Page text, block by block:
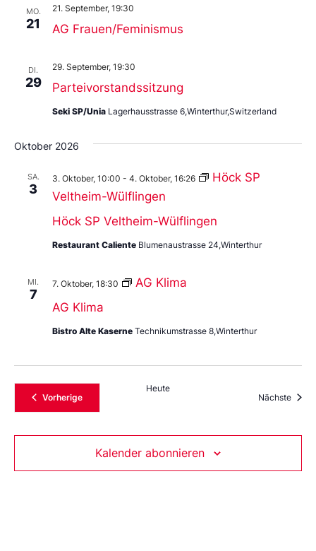
MO.
21 AG Frauen/Feminismus
21. September, 19:30
DI.
29 Parteivorstandssitzung
29. September, 19:30
Seki SP/Unia Lagerhausstrasse 6,Winterthur,Switzerland
Oktober 2026
SA.
3
Höck SP Veltheim-Wülflingen
3. Oktober, 10:00 - 4. Oktober, 16:26
Höck SP
Veltheim-Wülflingen
Restaurant Caliente Blumenaustrasse 24,Winterthur
MI.
7
AG Klima
7. Oktober, 18:30 AG Klima
Bistro Alte Kaserne Technikumstrasse 8,Winterthur
VorherigeVeranstaltungen
Heute
Nächste
Kalender abonnieren